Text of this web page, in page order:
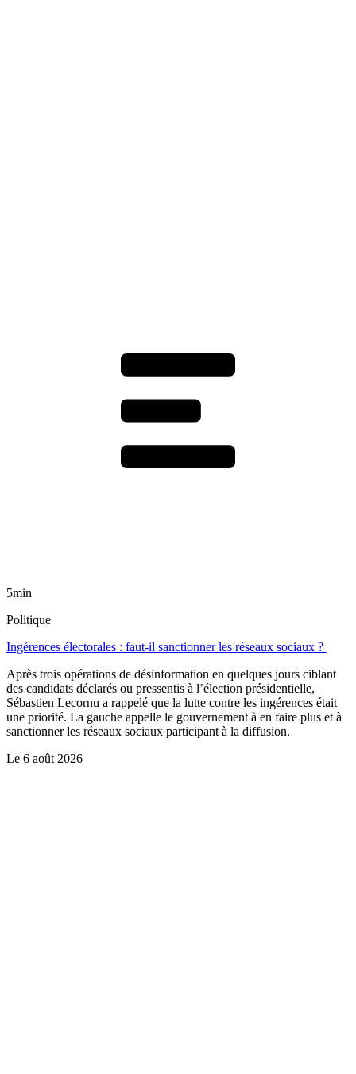
5min
Politique
Ingérences électorales : faut-il sanctionner les réseaux sociaux ?
Après trois opérations de désinformation en quelques jours ciblant
des candidats déclarés ou pressentis à l’élection présidentielle,
Sébastien Lecornu a rappelé que la lutte contre les ingérences était
une priorité. La gauche appelle le gouvernement à en faire plus et à
sanctionner les réseaux sociaux participant à la diffusion.
Le 6 août 2026